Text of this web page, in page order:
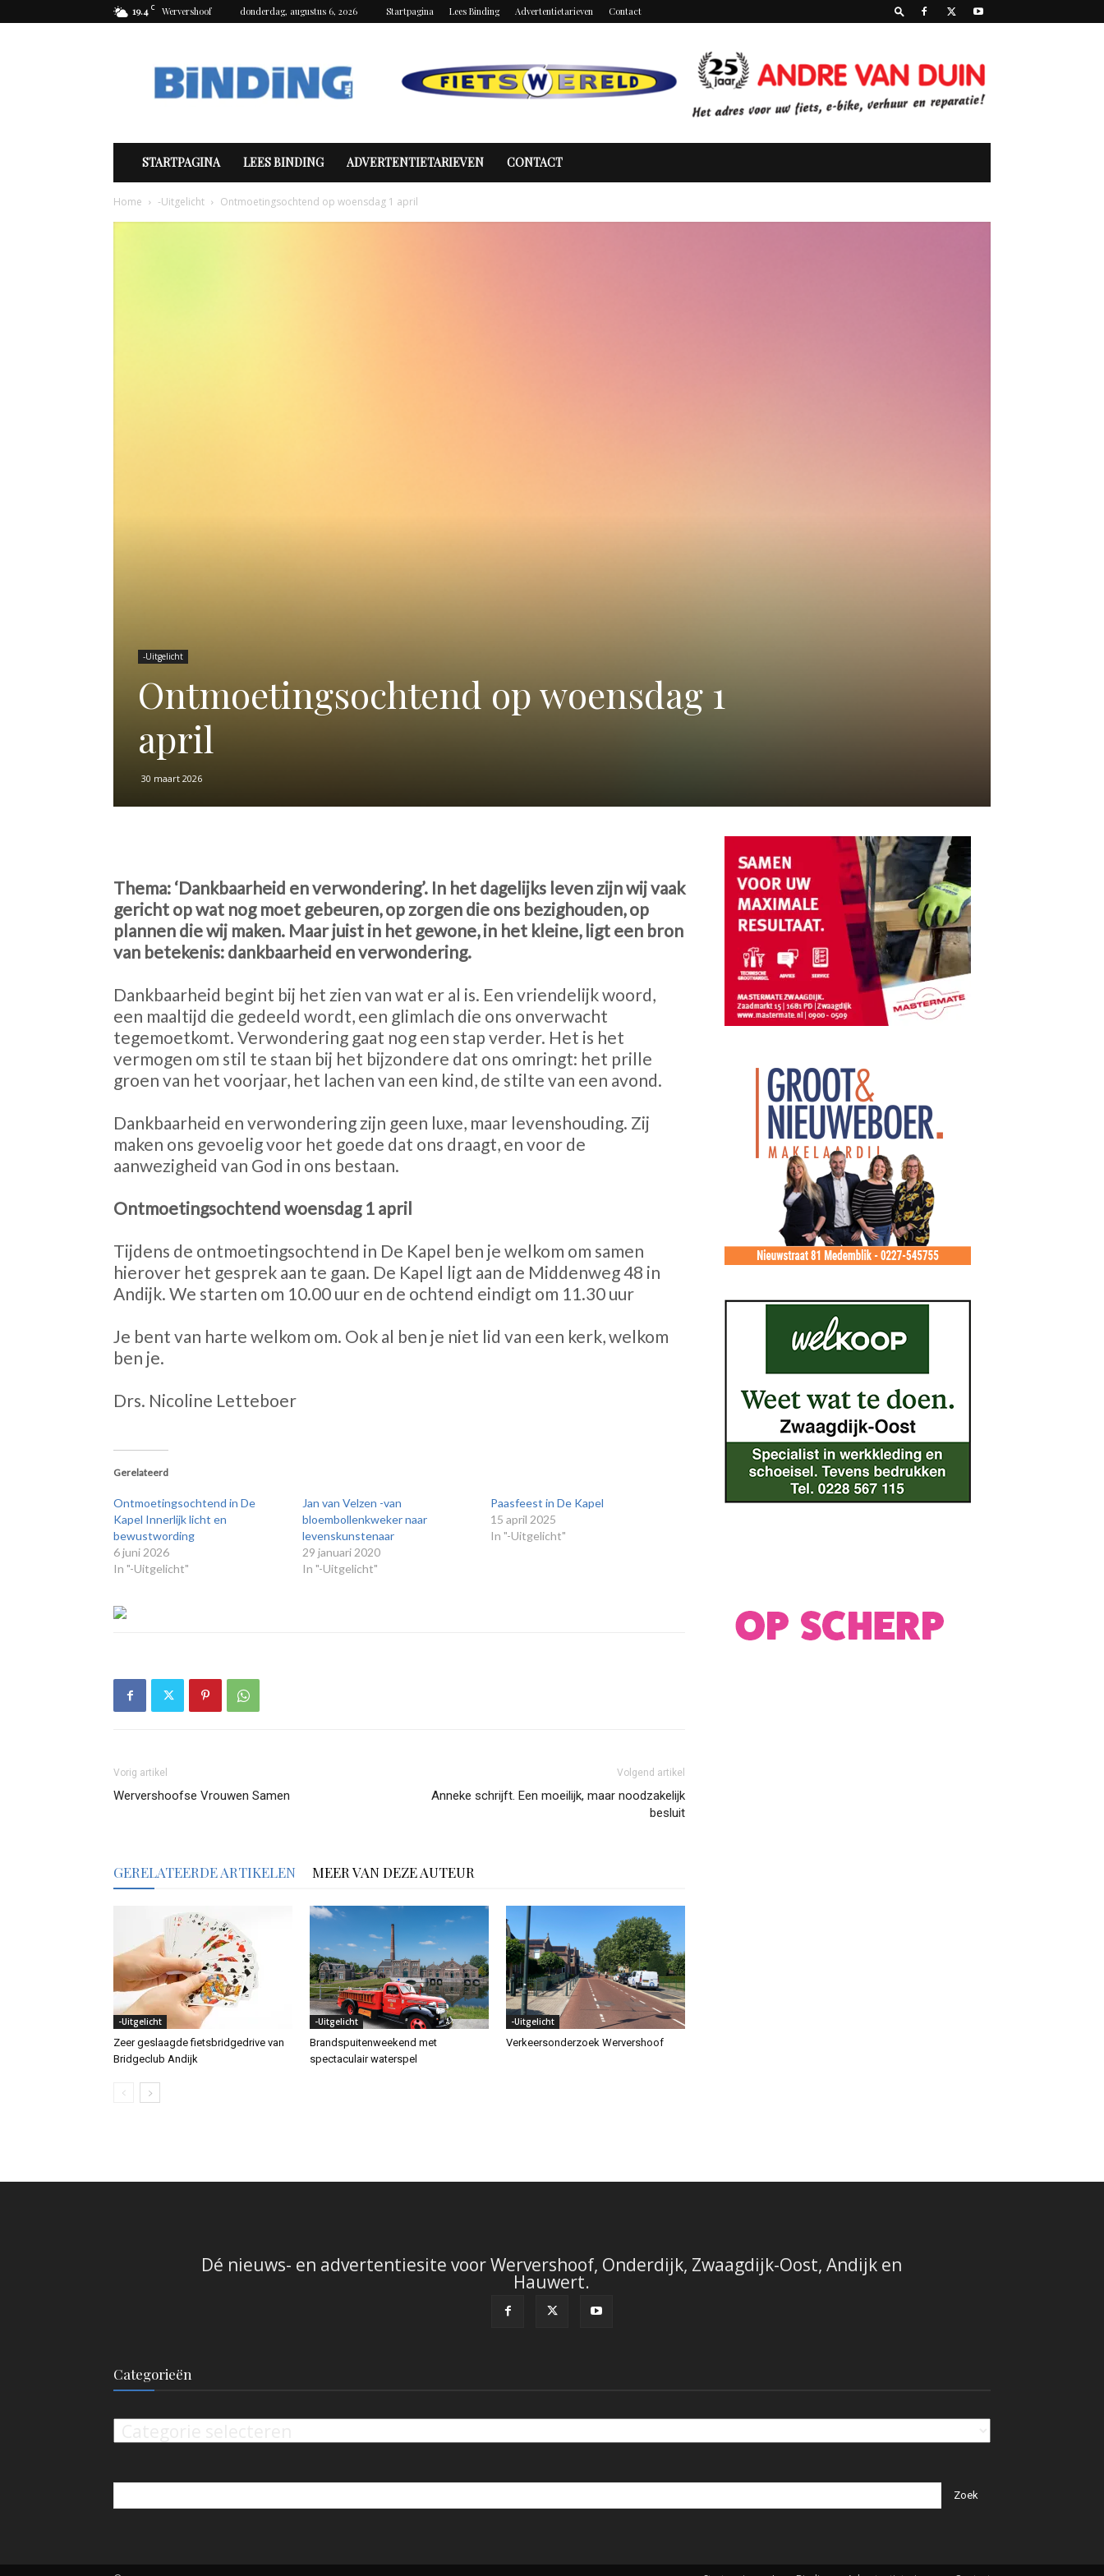
19.4 C Wervershoof donderdag, augustus 6, 2026 Startpagina Lees Binding Advertentietarieven Contact
STARTPAGINA LEES BINDING ADVERTENTIETARIEVEN CONTACT
Home -Uitgelicht Ontmoetingsochtend op woensdag 1 april
-Uitgelicht
Ontmoetingsochtend op woensdag 1
april
30 maart 2026
Thema: ‘Dankbaarheid en verwondering’. In het dagelijks leven zijn wij vaak
gericht op wat nog moet gebeuren, op zorgen die ons bezighouden, op
plannen die wij maken. Maar juist in het gewone, in het kleine, ligt een bron
van betekenis: dankbaarheid en verwondering.
Dankbaarheid begint bij het zien van wat er al is. Een vriendelijk woord,
een maaltijd die gedeeld wordt, een glimlach die ons onverwacht
tegemoetkomt. Verwondering gaat nog een stap verder. Het is het
vermogen om stil te staan bij het bijzondere dat ons omringt: het prille
groen van het voorjaar, het lachen van een kind, de stilte van een avond.
Dankbaarheid en verwondering zijn geen luxe, maar levenshouding. Zij
maken ons gevoelig voor het goede dat ons draagt, en voor de
aanwezigheid van God in ons bestaan.
Ontmoetingsochtend woensdag 1 april
Tijdens de ontmoetingsochtend in De Kapel ben je welkom om samen
hierover het gesprek aan te gaan. De Kapel ligt aan de Middenweg 48 in
Andijk. We starten om 10.00 uur en de ochtend eindigt om 11.30 uur
Je bent van harte welkom om. Ook al ben je niet lid van een kerk, welkom
ben je.
Drs. Nicoline Letteboer
Gerelateerd
Ontmoetingsochtend in De
Kapel Innerlijk licht en
bewustwording
6 juni 2026
In "-Uitgelicht"
Jan van Velzen -van
bloembollenkweker naar
levenskunstenaar
29 januari 2020
In "-Uitgelicht"
Paasfeest in De Kapel
15 april 2025
In "-Uitgelicht"
Vorig artikel
Wervershoofse Vrouwen Samen
Volgend artikel
Anneke schrijft. Een moeilijk, maar noodzakelijk
besluit
GERELATEERDE ARTIKELEN MEER VAN DEZE AUTEUR
-Uitgelicht
Zeer geslaagde fietsbridgedrive van
Bridgeclub Andijk
-Uitgelicht
Brandspuitenweekend met
spectaculair waterspel
-Uitgelicht
Verkeersonderzoek Wervershoof
Dé nieuws- en advertentiesite voor Wervershoof, Onderdijk, Zwaagdijk-Oost, Andijk en
Hauwert.
Categorieën
Categorieën